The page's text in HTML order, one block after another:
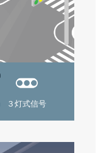
３灯式信号